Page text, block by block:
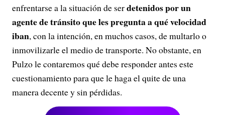
enfrentarse a la situación de serdetenidos por un
agente de tránsito que les pregunta a qué velocidad
iban, con la intención, en muchos casos, de multarlo o
inmovilizarle el medio de transporte. No obstante, en
Pulzo le contaremos qué debe responder antes este
cuestionamiento para que le haga el quite de una
manera decente y sin pérdidas.